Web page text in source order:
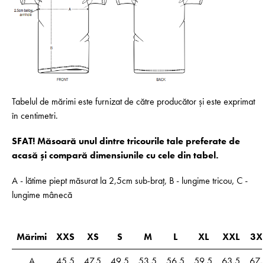
Tabelul de mărimi este furnizat de către producător și este exprimat
în centimetri.
SFAT! Măsoară unul dintre tricourile tale preferate de
acasă și compară dimensiunile cu cele din tabel.
A - lătime piept măsurat la 2,5cm sub-braț, B - lungime tricou, C -
lungime mânecă
Mărimi XXS XS S M L XL XXL